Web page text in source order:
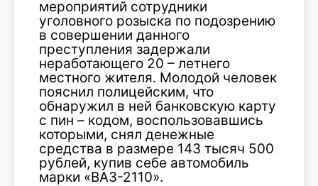
мероприятий сотрудники
уголовного розыска по подозрению
в совершении данного
преступления задержали
неработающего 20 – летнего
местного жителя. Молодой человек
пояснил полицейским, что
обнаружил в ней банковскую карту
с пин – кодом, воспользовавшись
которыми, снял денежные
средства в размере 143 тысяч 500
рублей, купив себе автомобиль
марки «ВАЗ-2110».